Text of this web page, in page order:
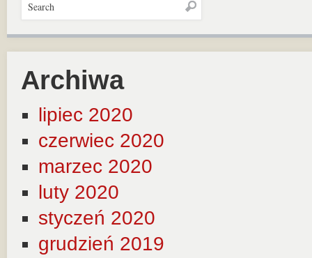
Archiwa
lipiec 2020
czerwiec 2020
marzec 2020
luty 2020
styczeń 2020
grudzień 2019